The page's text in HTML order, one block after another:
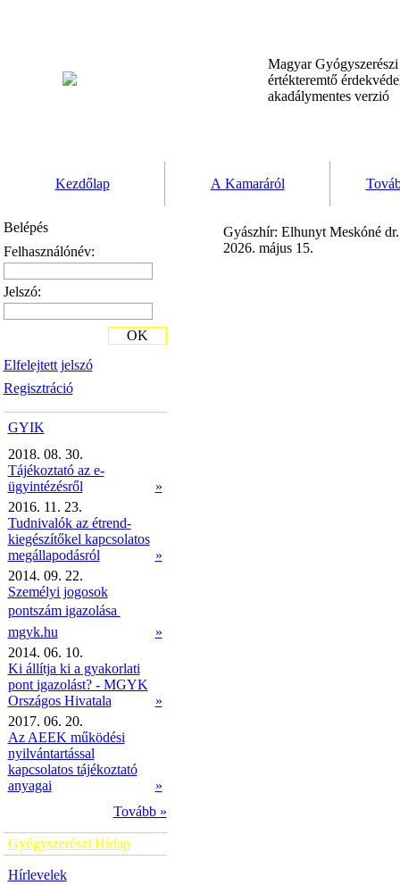
Magyar
értékteremtő
akadálymentes verzió
Kezdőlap A Kamaráról
Belépés
Felhasználónév:
Jelszó:
Elfelejtett jelszó
Regisztráció
OK
GYIK
2018. 08. 30.
Tájékoztató az e-
ügyintézésről
»
2016. 11. 23.
Tudnivalók az étrend-
kiegészítőkel kapcsolatos
megállapodásról
»
2014. 09. 22.
Személyi jogosok
pontszám igazolása 
mgyk.hu
»
2014. 06. 10.
Ki állítja ki a gyakorlati
pont igazolást? - MGYK
Országos Hivatala
»
2017. 06. 20.
Az AEEK működési
nyilvántartással
kapcsolatos tájékoztató
anyagai
»
Tovább »
Gyógyszerészi Hírlap
Hírlevelek
Gyászhír: Elhunyt Meskóné
2026. május 15.